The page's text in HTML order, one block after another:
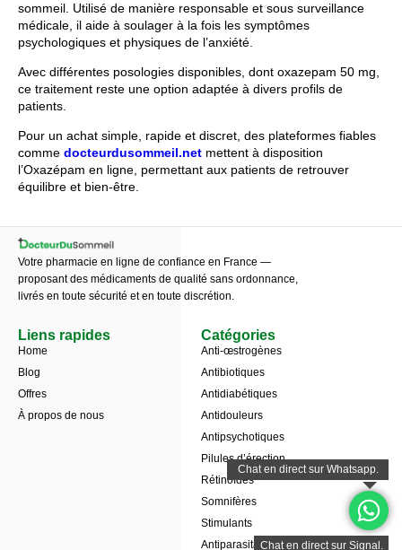
sommeil. Utilisé de manière responsable et sous surveillance
médicale, il aide à soulager à la fois les symptômes
psychologiques et physiques de l’anxiété.
Avec différentes posologies disponibles, dont oxazepam 50 mg,
ce traitement reste une option adaptée à divers profils de
patients.
Pour un achat simple, rapide et discret, des plateformes fiables
comme docteurdusommeil.net mettent à disposition
l’Oxazépam en ligne, permettant aux patients de retrouver
équilibre et bien-être.
Votre pharmacie en ligne de confiance en France —
proposant des médicaments de qualité sans ordonnance,
livrés en toute sécurité et en toute discrétion.
Catégories
Anti-œstrogènes
Antibiotiques
Antidiabétiques
Antidouleurs
Antipsychotiques
Pilules d’érection
Rétinoïdes
Somnifères
Stimulants
Antiparasitaires
Liens rapides
Home
Blog
Offres
À propos de nous